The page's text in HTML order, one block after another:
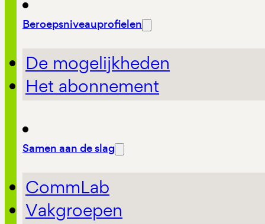
Beroepsniveauprofielen
De mogelijkheden
Het abonnement
Samen aan de slag
CommLab
Vakgroepen